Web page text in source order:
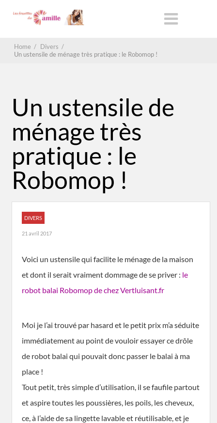
Home / Divers /
Un ustensile de ménage très pratique : le Robomop !
Un ustensile de
ménage très
pratique : le
Robomop !
DIVERS
21 avril 2017
Voici un ustensile qui facilite le ménage de la maison
et dont il serait vraiment dommage de se priver : le
robot balai Robomop de chez Vertluisant.fr
Moi je l’ai trouvé par hasard et le petit prix m’a séduite
immédiatement au point de vouloir essayer ce drôle
de robot balai qui pouvait donc passer le balai à ma
place !
Tout petit, très simple d’utilisation, il se faufile partout
et aspire toutes les poussières, les poils, les cheveux,
ce, à l’aide de sa lingette lavable et réutilisable, et je